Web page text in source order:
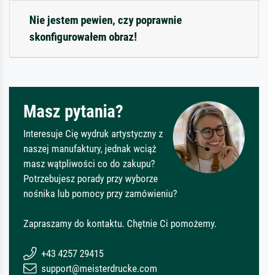
Nie jestem pewien, czy poprawnie
skonfigurowałem obraz!
Masz pytania?
Interesuje Cię wydruk artystyczny z
naszej manufaktury, jednak wciąż
masz wątpliwości co do zakupu?
Potrzebujesz porady przy wyborze
nośnika lub pomocy przy zamówieniu?
Zapraszamy do kontaktu. Chętnie Ci pomożemy.
+43 4257 29415
support@meisterdrucke.com